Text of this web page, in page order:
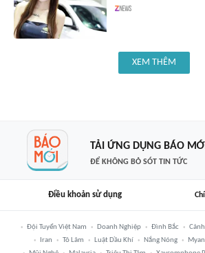
XEM THÊM
TẢI ỨNG DỤNG BÁO MỚI
ĐỂ KHÔNG BỎ SÓT TIN TỨC
Điều khoản sử dụng
Đội Tuyển Việt Nam Doanh Nghiệp Đình Bắc
Iran
Tô Lâm Luật Dầu Khí Nắng Nóng